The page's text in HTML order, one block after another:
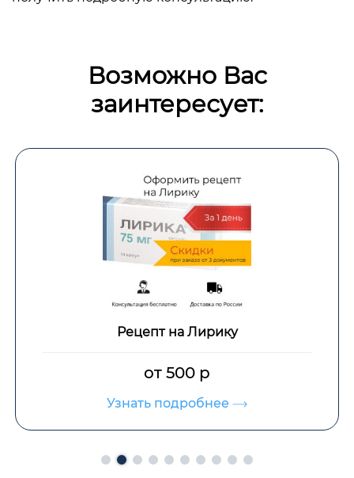
Возможно Вас
заинтересует:
Рецепт на Лирику
от 500 р
Узнать подробнее